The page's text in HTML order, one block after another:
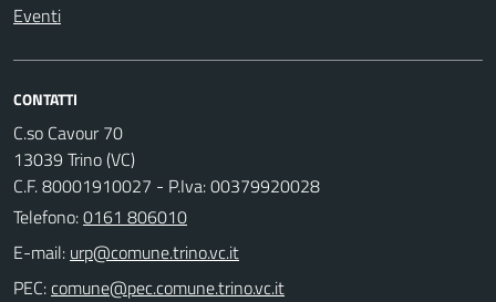
Eventi
CONTATTI
C.so Cavour 70
13039 Trino (VC)
C.F. 80001910027 - P.Iva: 00379920028
Telefono:0161 806010
E-mail:
PEC: